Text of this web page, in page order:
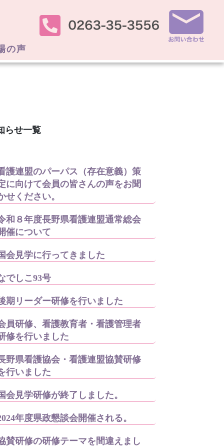
の声
らせ一覧
護連盟のパーパス（存在意義）策
に向けて会員の皆さんの声をお聞
せください。
和８年度長野県看護連盟通常総会
催について
会見学に行ってきました
でしこ93号
期リーダー研修を行いました
員研修、看護教育者・看護管理者
修を行いました
野県看護協会・看護連盟協賛研修
行いました
会見学研修が終了しました。
年度県政懇談会開催される。
賛研修の研修テーマを間違えまし